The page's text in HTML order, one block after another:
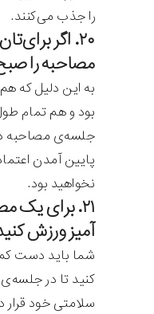
را جذب می‌کنند.
۲۰. اگر
مصاحبه را
به این دلیل که
بود و هم تمام
جلسه‌ی مصاحبه
پایین آمدن
نخواهید بود.
۲۱. برای
آمیز ورزش
کنید تا در
سلامتی خود قرار